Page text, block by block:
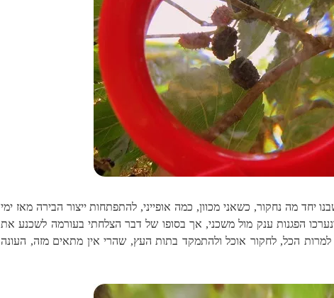
יחד מה נחקור, כשאני מכוון, כמה אופייני, להתפתחות ייצור הבירה מאז ימי
הפגנות ענק מול משכני, אך בסופו של דבר הצלחתי בעורמה לשכנע את
למרות הכל, לחקור אוכל ולהתמקד בתות העץ, שהרי אין מתאים מזה, העונה